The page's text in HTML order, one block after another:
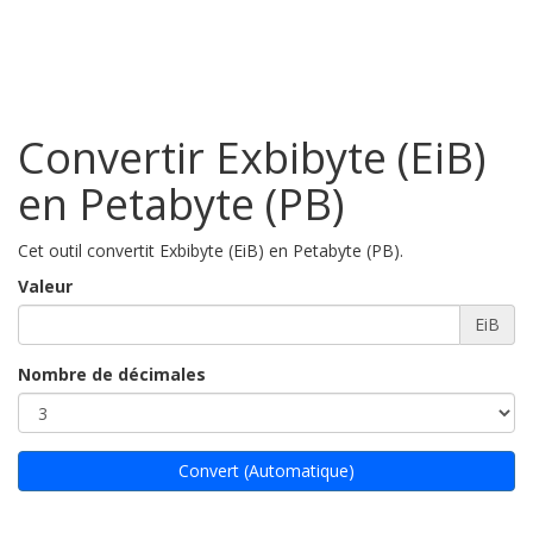
Convertir Exbibyte (EiB)
en Petabyte (PB)
Cet outil convertit Exbibyte (EiB) en Petabyte (PB).
Valeur
EiB
Nombre de décimales
Convert (Automatique)